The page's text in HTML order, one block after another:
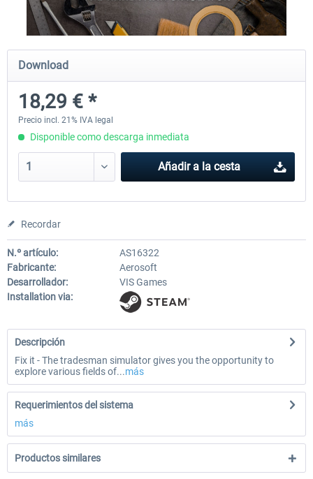
City Bus Manager - E-Bus & Green
Energy
10,16 € *
City Bus Manager
Download
18,29 € *
Precio incl. 21% IVA legal
Disponible como descarga inmediata
Añadir a la cesta
Recordar
N.º artículo:
AS16322
Fabricante:
Aerosoft
Desarrollador:
VIS Games
Installation via:
Descripción
Fix it - The tradesman simulator gives you the opportunity to
explore various fields of...más
Requerimientos del sistema
más
Productos similares